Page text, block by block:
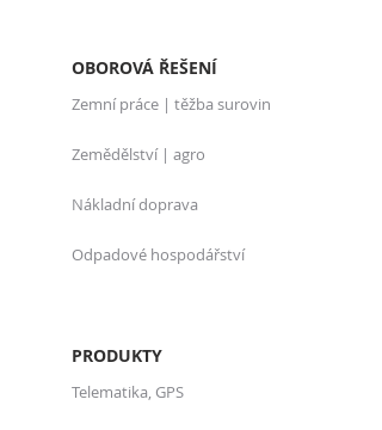
OBOROVÁ ŘEŠENÍ
Zemní práce | těžba surovin
Zemědělství | agro
Nákladní doprava
Odpadové hospodářství
PRODUKTY
Telematika, GPS